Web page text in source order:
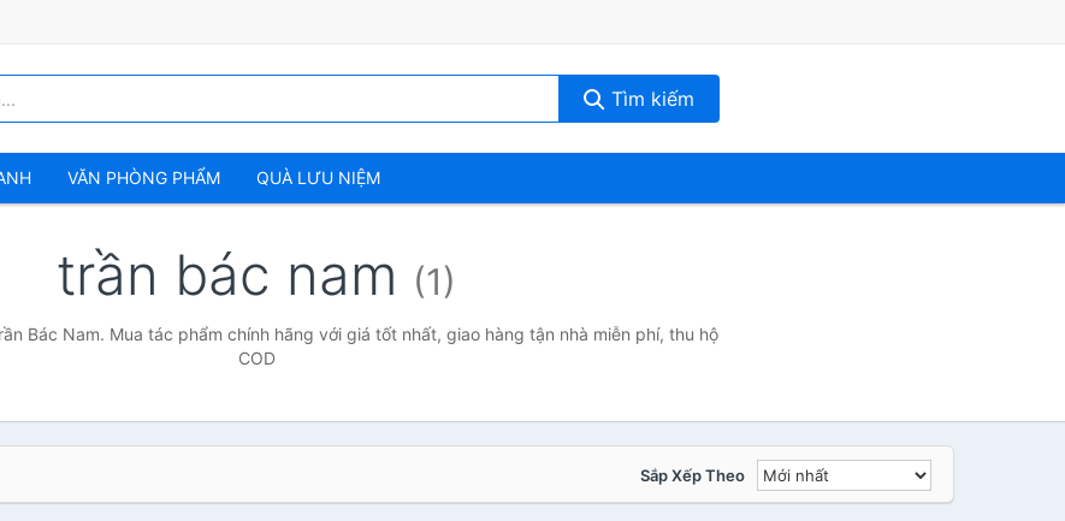
Tìm kiếm
VĂN PHÒNG PHẨM QUÀ LƯU NIỆM
trần bác nam (1)
Bác Nam. Mua tác phẩm chính hãng với giá tốt nhất, giao hàng tận nhà miễn phí, thu hộ
COD
Sắp Xếp Theo